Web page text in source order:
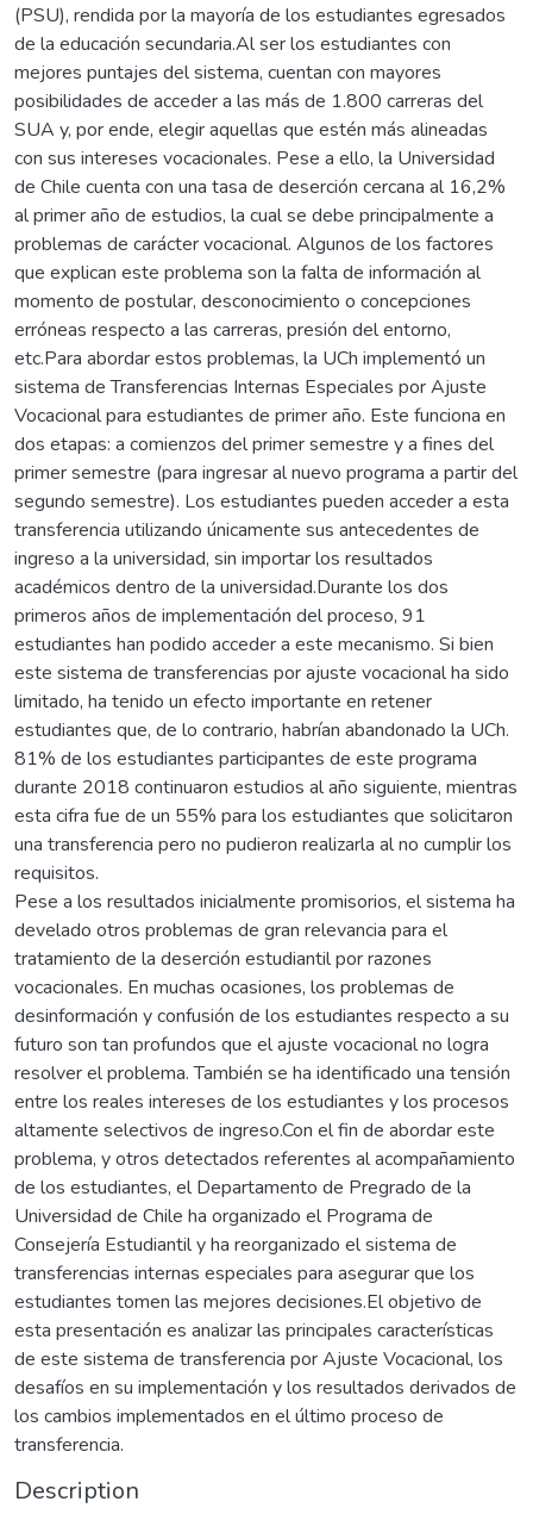
(PSU), rendida por la mayoría de los estudiantes egresados
de la educación secundaria.Al ser los estudiantes con
mejores puntajes del sistema, cuentan con mayores
posibilidades de acceder a las más de 1.800 carreras del
SUA y, por ende, elegir aquellas que estén más alineadas
con sus intereses vocacionales. Pese a ello, la Universidad
de Chile cuenta con una tasa de deserción cercana al 16,2%
al primer año de estudios, la cual se debe principalmente a
problemas de carácter vocacional. Algunos de los factores
que explican este problema son la falta de información al
momento de postular, desconocimiento o concepciones
erróneas respecto a las carreras, presión del entorno,
etc.Para abordar estos problemas, la UCh implementó un
sistema de Transferencias Internas Especiales por Ajuste
Vocacional para estudiantes de primer año. Este funciona en
dos etapas: a comienzos del primer semestre y a fines del
primer semestre (para ingresar al nuevo programa a partir del
segundo semestre). Los estudiantes pueden acceder a esta
transferencia utilizando únicamente sus antecedentes de
ingreso a la universidad, sin importar los resultados
académicos dentro de la universidad.Durante los dos
primeros años de implementación del proceso, 91
estudiantes han podido acceder a este mecanismo. Si bien
este sistema de transferencias por ajuste vocacional ha sido
limitado, ha tenido un efecto importante en retener
estudiantes que, de lo contrario, habrían abandonado la UCh.
81% de los estudiantes participantes de este programa
durante 2018 continuaron estudios al año siguiente, mientras
esta cifra fue de un 55% para los estudiantes que solicitaron
una transferencia pero no pudieron realizarla al no cumplir los
requisitos.
Pese a los resultados inicialmente promisorios, el sistema ha
develado otros problemas de gran relevancia para el
tratamiento de la deserción estudiantil por razones
vocacionales. En muchas ocasiones, los problemas de
desinformación y confusión de los estudiantes respecto a su
futuro son tan profundos que el ajuste vocacional no logra
resolver el problema. También se ha identificado una tensión
entre los reales intereses de los estudiantes y los procesos
altamente selectivos de ingreso.Con el fin de abordar este
problema, y otros detectados referentes al acompañamiento
de los estudiantes, el Departamento de Pregrado de la
Universidad de Chile ha organizado el Programa de
Consejería Estudiantil y ha reorganizado el sistema de
transferencias internas especiales para asegurar que los
estudiantes tomen las mejores decisiones.El objetivo de
esta presentación es analizar las principales características
de este sistema de transferencia por Ajuste Vocacional, los
desafíos en su implementación y los resultados derivados de
los cambios implementados en el último proceso de
transferencia.
Description